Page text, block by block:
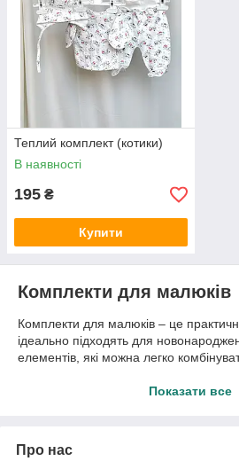
Теплий комплект (котики)
В наявності
195 ₴
Купити
Комплекти для малюків
Комплекти для малюків – це
ідеально підходять для
елементів, які можна легко
боді, повзунки, шапочки, а іноді й
Різновиди
Показати все
Про нас